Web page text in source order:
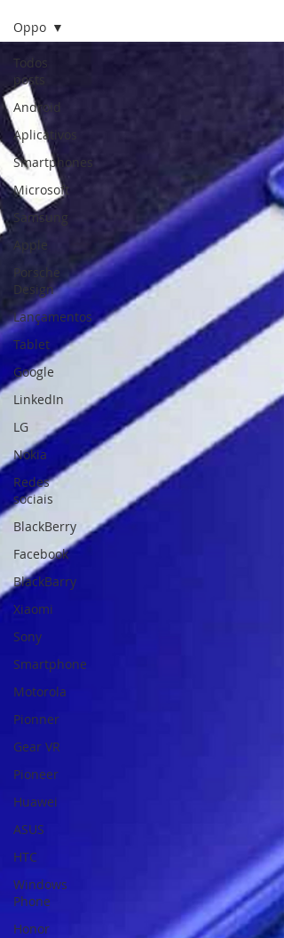
Todos
posts
Android
Aplicativos
Smartphones
Microsoft
Samsung
Apple
Porsche
Design
Lançamentos
Tablet
Google
LinkedIn
LG
Nokia
Redes
sociais
BlackBerry
Facebook
BlackBarry
Xiaomi
Sony
Smartphone
Motorola
Pionner
Gear VR
Pioneer
Huawei
ASUS
HTC
Windows
Phone
Honor
Oppo